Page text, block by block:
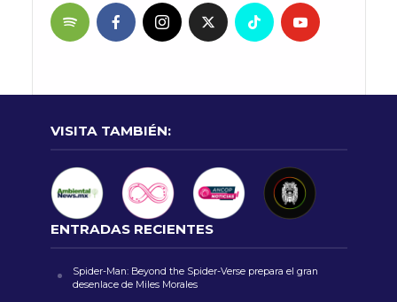
VISITA TAMBIÉN:
ENTRADAS RECIENTES
Spider-Man: Beyond the Spider-Verse prepara el gran
desenlace de Miles Morales